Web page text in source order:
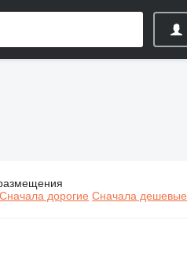
Сначала дорогие Сначала дешевые